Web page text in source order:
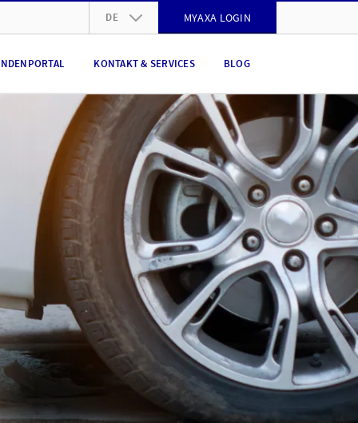
DE
IT
MYAXA LOGIN
KONTAKT & SERVICES BLOG